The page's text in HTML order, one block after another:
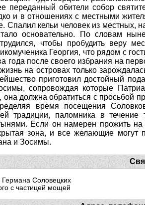
Соловецких
с частицей мощей